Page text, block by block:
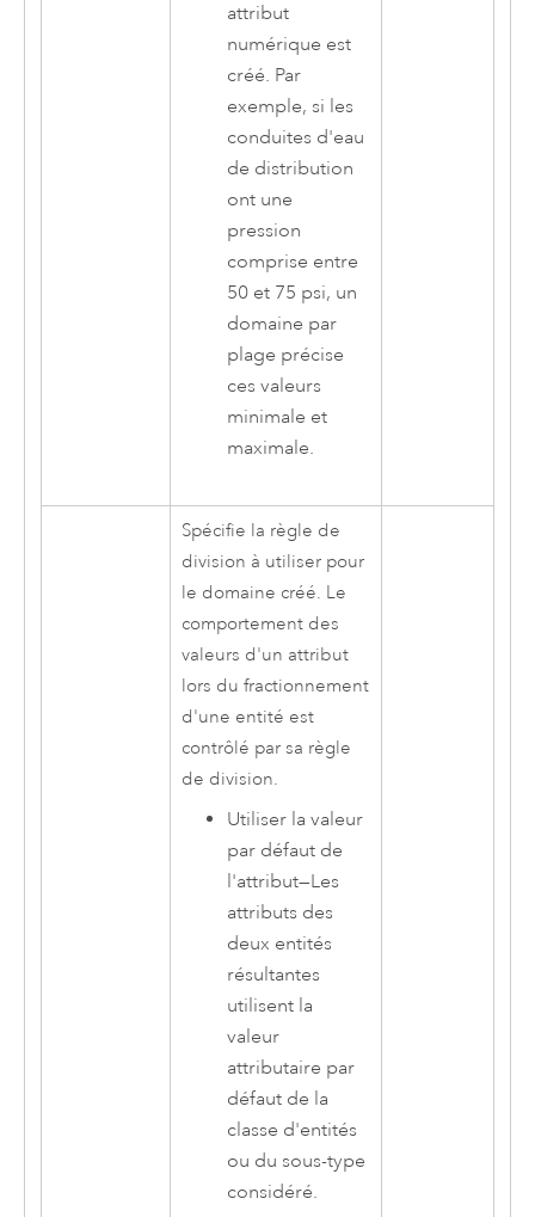
attribut
numérique est
créé. Par
exemple, si les
conduites d'eau
de distribution
ont une
pression
comprise entre
50 et 75 psi, un
domaine par
plage précise
ces valeurs
minimale et
maximale.
Spécifie la règle de
division à utiliser pour
le domaine créé. Le
comportement des
valeurs d'un attribut
lors du fractionnement
d'une entité est
contrôlé par sa règle
de division.
Utiliser la valeur
par défaut de
l'attribut—Les
attributs des
deux entités
résultantes
utilisent la
valeur
attributaire par
défaut de la
classe d'entités
ou du sous-type
considéré.